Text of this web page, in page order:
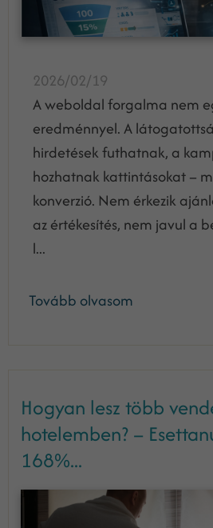
2026/02/19
A weboldal forgalma nem
eredménnyel. A
hirdetések futhatnak, a
hozhatnak kattintásokat –
konverzió. Nem érkezik
az értékesítés, nem javul a
l...
Tovább olvasom
Hogyan lesz több
hotelemben? –
168%...